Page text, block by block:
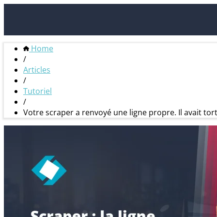
Home
/
Articles
/
Tutoriel
/
Votre scraper a renvoyé une ligne propre. Il avait